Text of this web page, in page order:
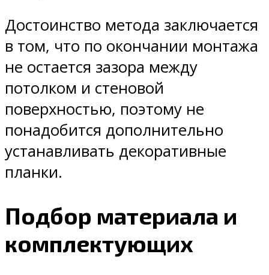
Достоинство метода заключается
в том, что по окончании монтажа
не остается зазора между
потолком и стеновой
поверхностью, поэтому не
понадобится дополнительно
устанавливать декоративные
планки.
Подбор материала и
комплектующих